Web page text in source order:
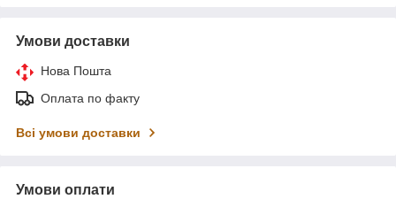
Умови доставки
Нова Пошта
Оплата по факту
Всі умови доставки
Умови оплати